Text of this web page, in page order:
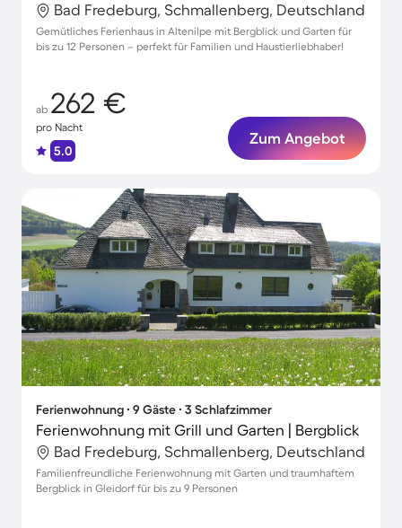
Bad Fredeburg, Schmallenberg, Deutschland
Gemütliches Ferienhaus in Altenilpe mit Bergblick und Garten für
bis zu 12 Personen – perfekt für Familien und Haustierliebhaber!
ab 262 €
pro Nacht
5.0
Zum Angebot
Ferienwohnung ∙ 9 Gäste ∙ 3 Schlafzimmer
Ferienwohnung mit Grill und Garten | Bergblick
Bad Fredeburg, Schmallenberg, Deutschland
Familienfreundliche Ferienwohnung mit Garten und traumhaftem
Bergblick in Gleidorf für bis zu 9 Personen